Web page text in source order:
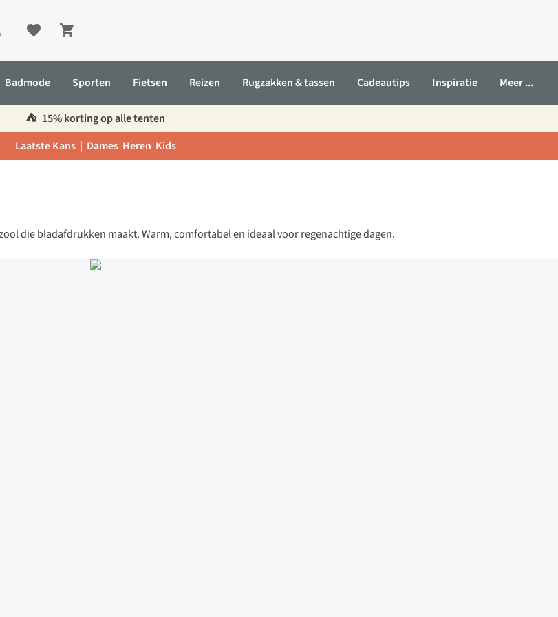
Shopping cart
Badmode Sporten Fietsen Reizen Rugzakken & tassen Cadeautips Inspiratie Meer ...
⛺️ 15% korting op alle tenten
Laatste Kans | Dames Heren Kids
die bladafdrukken maakt. Warm, comfortabel en ideaal voor regenachtige dagen.